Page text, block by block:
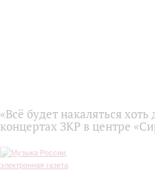
«Всё будет накаляться
концертах ЗКР в центре